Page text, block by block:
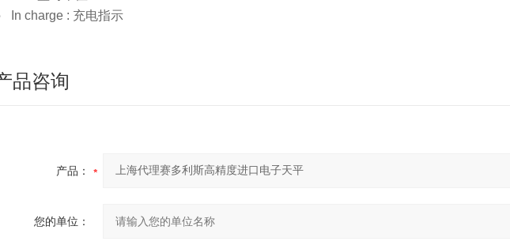
In charge : 充电指示
品咨询
产品：
您的单位：